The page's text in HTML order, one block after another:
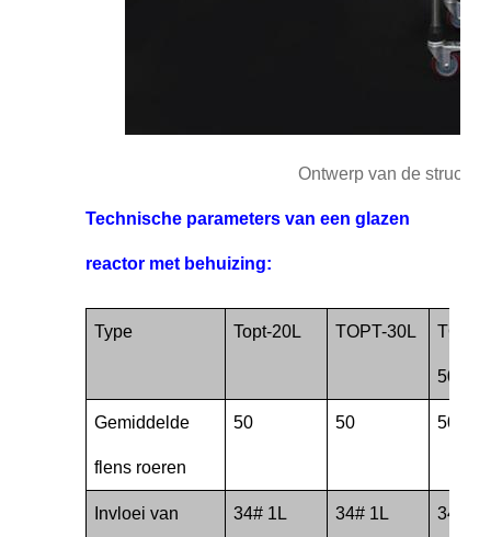
Ontwerp van de
Technische parameters van een glazen
reactor met behuizing:
Type Topt-20L TOPT-30L TOPT-
50L
Gemiddelde
flens roeren
50 50 50
Invloei van 34# 1L 34# 1L 34# 1L